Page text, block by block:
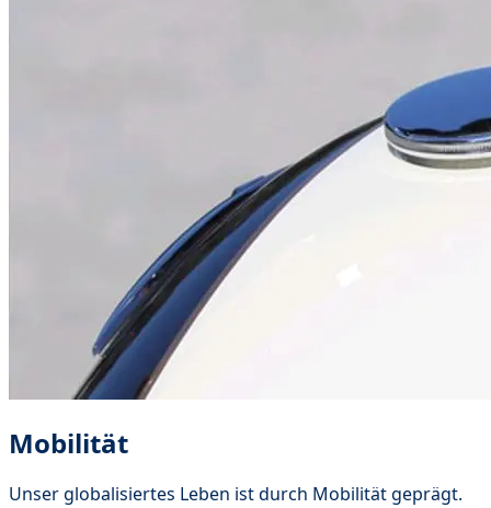
Mobilität
Unser globalisiertes Leben ist durch Mobilität geprägt.